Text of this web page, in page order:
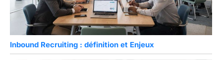
Inbound Recruiting : définition et Enjeux